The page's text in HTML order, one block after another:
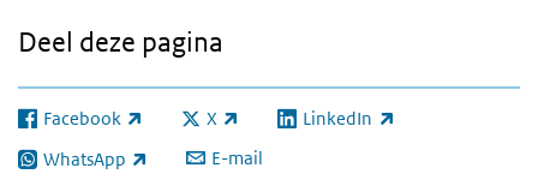
Deel deze pagina
Facebook
(externe link) X
(externe link) LinkedIn
(externe link)
WhatsApp
(externe link) E-mail